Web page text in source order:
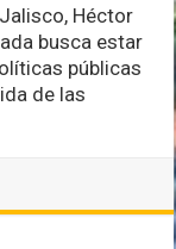
Héctor
busca estar
públicas
de las